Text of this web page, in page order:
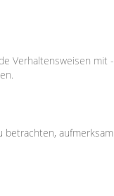
Verhaltensweisen